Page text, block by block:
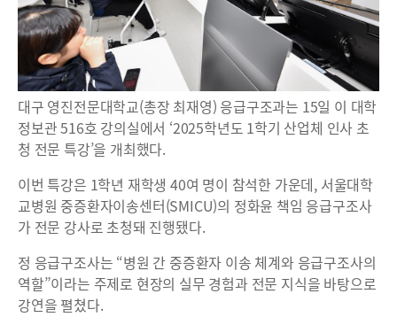
대구 영진전문대학교(총장 최재영) 응급구조과는 15일 이 대학
정보관 516호 강의실에서 ‘2025학년도 1학기 산업체 인사 초
청 전문 특강’을 개최했다.
이번 특강은 1학년 재학생 40여 명이 참석한 가운데, 서울대학
교병원 중증환자이송센터(SMICU)의 정화윤 책임 응급구조사
가 전문 강사로 초청돼 진행됐다.
정 응급구조사는 “병원 간 중증환자 이송 체계와 응급구조사의
역할”이라는 주제로 현장의 실무 경험과 전문 지식을 바탕으로
강연을 펼쳤다.